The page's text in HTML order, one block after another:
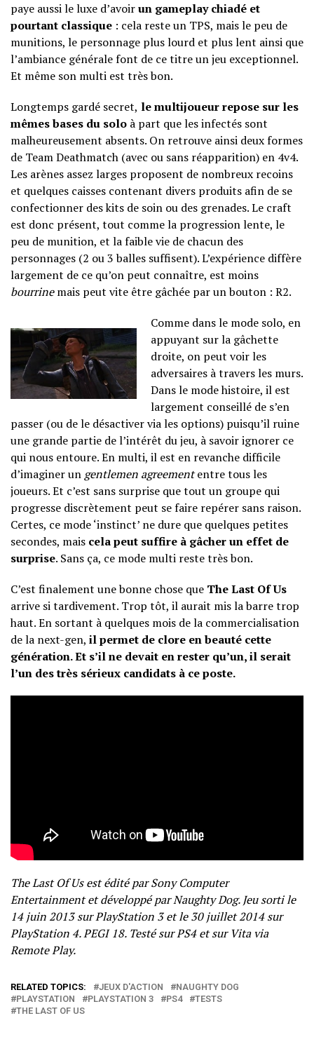
paye aussi le luxe d’avoirun gameplay chiadé et
pourtant classique : cela reste un TPS, mais le peu de
munitions, le personnage plus lourd et plus lent ainsi que
l’ambiance générale font de ce titre un jeu exceptionnel.
Et même son multi est très bon.
Longtemps gardé secret, le multijoueur repose sur les
mêmes bases du solo à part que les infectés sont
malheureusement absents. On retrouve ainsi deux formes
de Team Deathmatch (avec ou sans réapparition) en 4v4.
Les arènes assez larges proposent de nombreux recoins
et quelques caisses contenant divers produits afin de se
confectionner des kits de soin ou des grenades. Le craft
est donc présent, tout comme la progression lente, le
peu de munition, et la faible vie de chacun des
personnages (2 ou 3 balles suffisent). L’expérience diffère
largement de ce qu’on peut connaître, est moins
bourrinemais peut vite être gâchée par un bouton : R2.
Comme dans le mode solo, en
appuyant sur la gâchette
droite, on peut voir les
adversaires à travers les murs.
Dans le mode histoire, il est
largement conseillé de s’en
passer (ou de le désactiver via les options) puisqu’il ruine
une grande partie de l’intérêt du jeu, à savoir ignorer ce
qui nous entoure. En multi, il est en revanche difficile
d’imaginer un gentlemen agreemententre tous les
joueurs. Et c’est sans surprise que tout un groupe qui
progresse discrètement peut se faire repérer sans raison.
Certes, ce mode ‘instinct’ ne dure que quelques petites
secondes, mais cela peut suffire à gâcher un effet de
surprise. Sans ça, ce mode multi reste très bon.
C’est finalement une bonne chose que The Last Of Us
arrive si tardivement. Trop tôt, il aurait mis la barre trop
haut. En sortant à quelques mois de la commercialisation
de la next-gen, il permet de clore en beauté cette
génération. Et s’il ne devait en rester qu’un, il serait
l’un des très sérieux candidats à ce poste.
The Last Of Us est édité par Sony Computer
Entertainment et développé par Naughty Dog. Jeu sorti le
14 juin 2013 sur PlayStation 3 et le 30 juillet 2014 sur
PlayStation 4. PEGI 18. Testé sur PS4 et sur Vita via
Remote Play.
RELATED TOPICS: JEUX D'ACTION
NAUGHTY DOG
PLAYSTATION
PLAYSTATION 3 PS4
TESTS
THE LAST OF US